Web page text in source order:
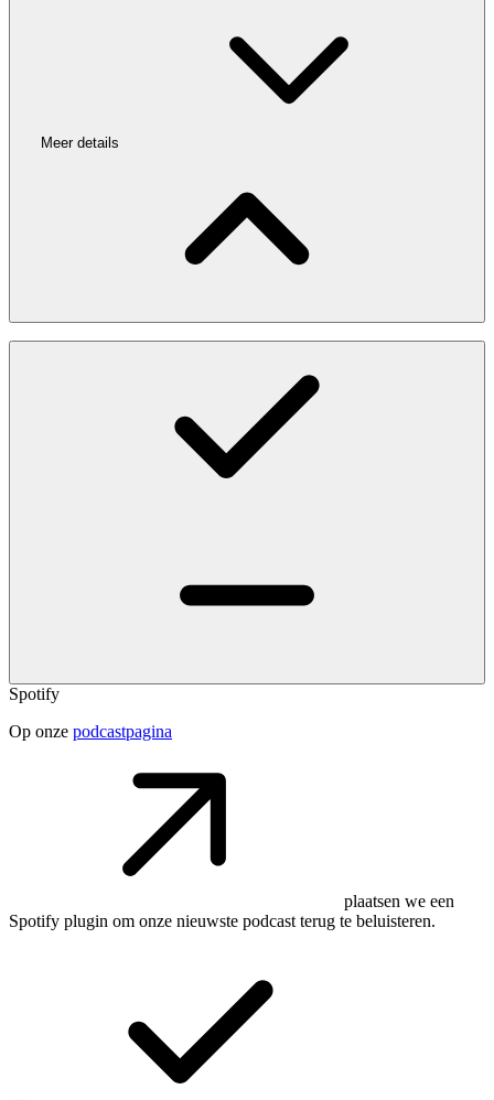
Meer details
Spotify
Op onze podcastpagina
plaatsen we een
Spotify plugin om onze nieuwste podcast terug te beluisteren.